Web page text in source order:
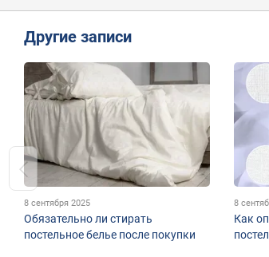
Другие записи
8 сентября 2025
Обязательно ли стирать
постельное белье после покупки
8
Как